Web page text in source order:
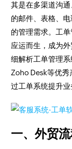
其是在多渠道沟
的邮件、表格、
的管理需求。工
应运而生，成为
细解析工单管理
Zoho Desk等优
过工单系统提升业
一、外贸